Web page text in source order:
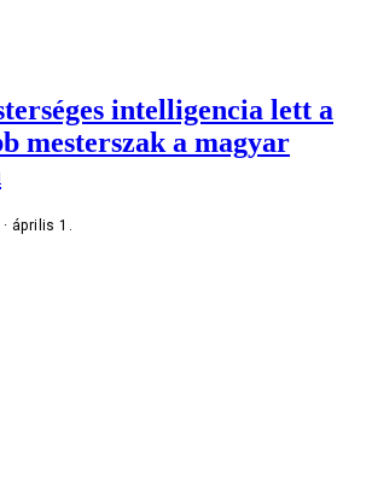
intelligencia lett a
mesterszak a magyar
április 1.